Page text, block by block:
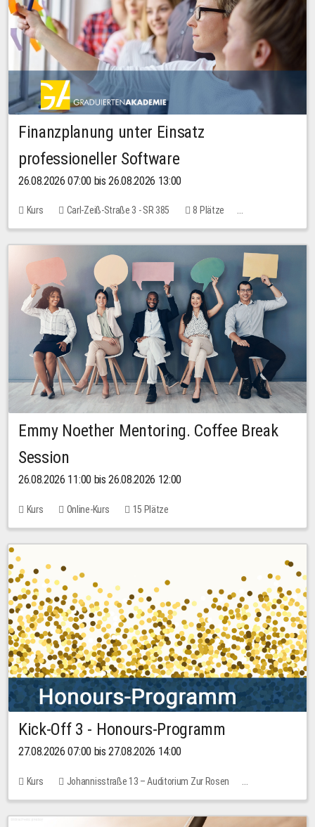
Finanzplanung unter Einsatz
professioneller Software
26.08.2026 07:00 bis 26.08.2026 13:00
Kurs Carl-Zeiß-Straße 3 - SR 385
8 Plätze
20,00 EUR
Emmy Noether Mentoring. Coffee Break
Session
26.08.2026 11:00 bis 26.08.2026 12:00
Kurs Online-Kurs 15 Plätze
Kick-Off 3 - Honours-Programm
27.08.2026 07:00 bis 27.08.2026 14:00
Kurs
Johannisstraße 13 – Auditorium Zur Rosen
11 Plätze